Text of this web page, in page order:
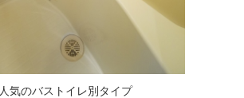
人気のバストイレ別タイプ